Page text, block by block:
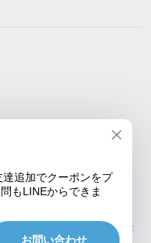
可能のVJ STOREにおまかせ